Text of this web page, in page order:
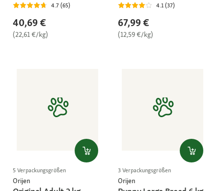
4.7 (65)
40,69 €
(22,61 €/kg)
4.1 (37)
67,99 €
(12,59 €/kg)
5 Verpackungsgrößen
Orijen
3 Verpackungsgrößen
Orijen